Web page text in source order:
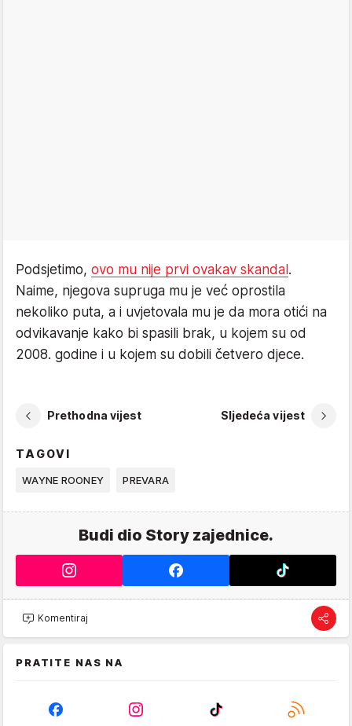
Podsjetimo, ovo mu nije prvi ovakav skandal.
Naime, njegova supruga mu je već oprostila
nekoliko puta, a i uvjetovala mu je da mora otići na
odvikavanje kako bi spasili brak, u kojem su od
2008. godine i u kojem su dobili četvero djece.
Prethodna vijest Sljedeća vijest
TAGOVI
WAYNE ROONEY PREVARA
Budi dio Story zajednice.
Komentiraj
PRATITE NAS NA